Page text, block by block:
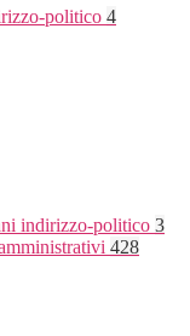
politico 4
indirizzo-politico 3
428